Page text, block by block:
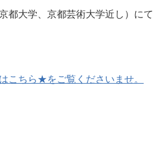
都大学、京都芸術大学近し）にて
こちら★をご覧くださいませ。